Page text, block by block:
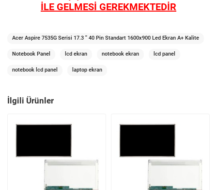
İLE GELMESİ GEREKMEKTEDİR
Acer Aspire 7535G Serisi 17.3 '' 40 Pin Standart 1600x900 Led Ekran A+ Kalite
Notebook Panel lcd ekran notebook ekran lcd panel
notebook lcd panel laptop ekran
İlgili Ürünler